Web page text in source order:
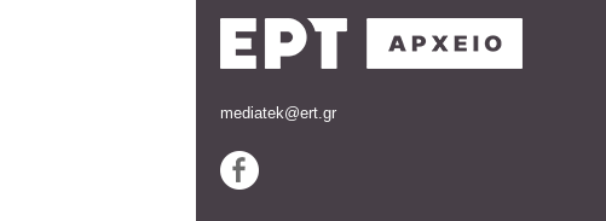
mediatek@ert.gr